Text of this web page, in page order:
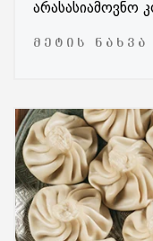
არასასიამოვნო
ᲛᲔᲢᲘᲡ ᲜᲐᲮᲕᲐ